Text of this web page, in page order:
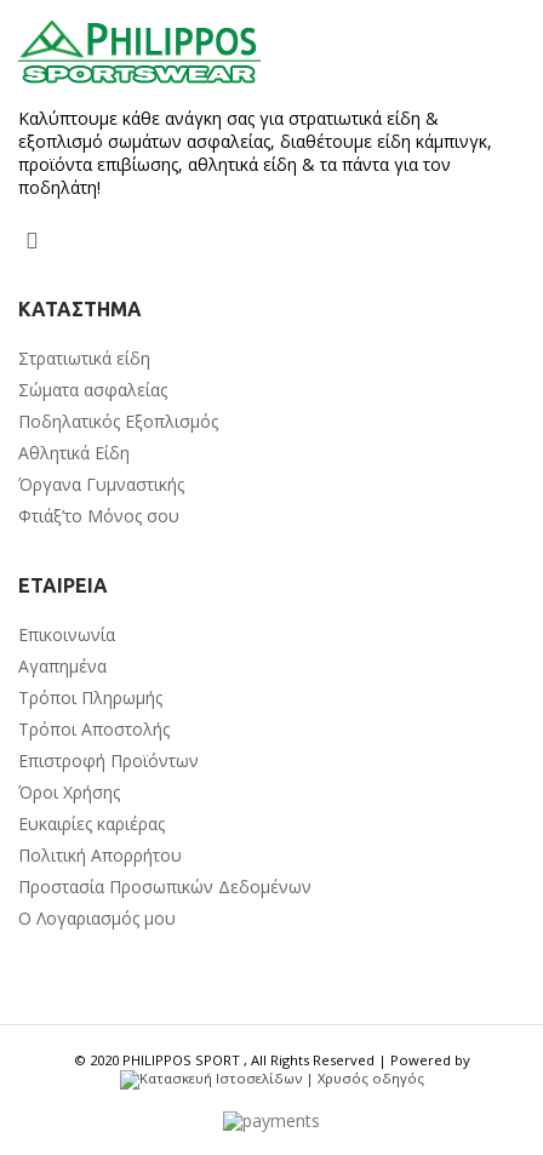
Καλύπτουμε κάθε ανάγκη σας για στρατιωτικά είδη &
εξοπλισμό σωμάτων ασφαλείας, διαθέτουμε είδη κάμπινγκ,
προϊόντα επιβίωσης, αθλητικά είδη & τα πάντα για τον
ποδηλάτη!
ΚΑΤΑΣΤΗΜΑ
Στρατιωτικά είδη
Σώματα ασφαλείας
Ποδηλατικός Εξοπλισμός
Αθλητικά Είδη
Όργανα Γυμναστικής
Φτιάξ’το Μόνος σου
ΕΤΑΙΡΕΙΑ
Επικοινωνία
Αγαπημένα
Τρόποι Πληρωμής
Τρόποι Αποστολής
Επιστροφή Προϊόντων
Όροι Χρήσης
Ευκαιρίες καριέρας
Πολιτική Απορρήτου
Προστασία Προσωπικών Δεδομένων
Ο Λογαριασμός μου
© 2020 PHILIPPOS SPORT , All Rights Reserved | Powered by